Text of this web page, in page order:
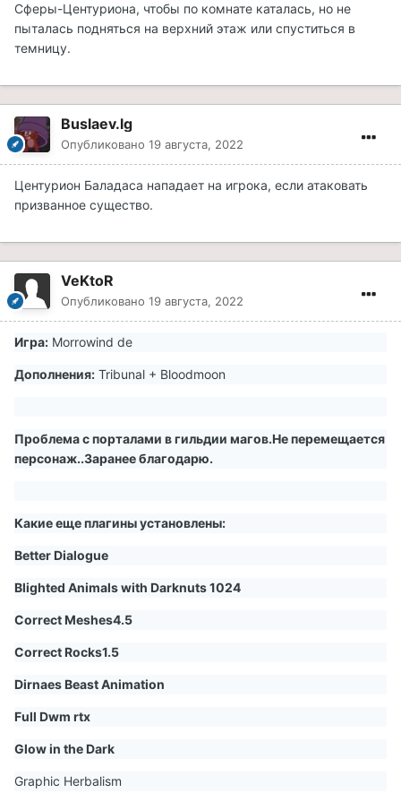
Сферы-Центуриона, чтобы по комнате каталась, но не
пыталась подняться на верхний этаж или спуститься в
темницу.
Buslaev.lg
Опубликовано 19 августа, 2022
Центурион Баладаса нападает на игрока, если атаковать
призванное существо.
VeKtoR
Опубликовано 19 августа, 2022
Игра: Morrowind de
Дополнения: Tribunal + Bloodmoon
Проблема с порталами в гильдии магов.Не перемещается
персонаж..Заранее благодарю.
Какие еще плагины установлены:
Better Dialogue
Blighted Animals with Darknuts 1024
Correct Meshes4.5
Correct Rocks1.5
Dirnaes Beast Animation
Full Dwm rtx
Glow in the Dark
Graphic Herbalism